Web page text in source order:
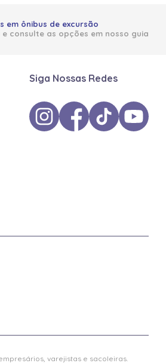
em ônibus de excursão
e consulte as opções em nosso guia
Siga Nossas Redes
varejistas e sacoleiras.